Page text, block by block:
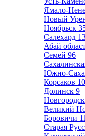
Ямало-
Новый
Ноябрьск
Салехард
Абай
Семей 96
Южно-
Корсаков 10
Долинск 9
Великий
Боровичи 11
Старая